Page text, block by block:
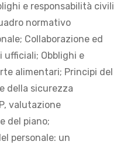
e responsabilità civili
normativo
Collaborazione ed
Obblighi e
alimentari; Principi del
della sicurezza
valutazione
del piano;
personale: un